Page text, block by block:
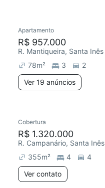
Chegou este mês
Apartamento
R$ 957.000
R. Mantiqueira, Santa Inês
78m² 3
2
Ver 19 anúncios
Cobertura
R$ 1.320.000
R. Campanário, Santa Inês
355m² 4
4
Ver contato